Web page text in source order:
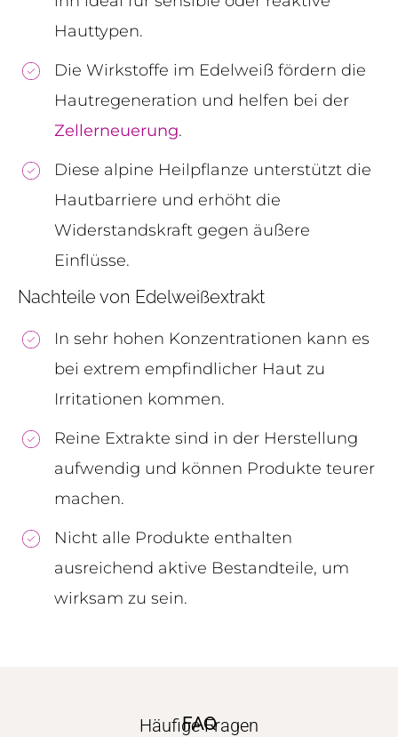
Hauttypen.
Die Wirkstoffe im Edelweiß fördern die
Hautregeneration und helfen bei der
Zellerneuerung.
Diese alpine Heilpflanze unterstützt die
Hautbarriere und erhöht die
Widerstandskraft gegen äußere
Einflüsse.
Nachteile von Edelweißextrakt
In sehr hohen Konzentrationen kann es
bei extrem empfindlicher Haut zu
Irritationen kommen.
Reine Extrakte sind in der Herstellung
aufwendig und können Produkte teurer
machen.
Nicht alle Produkte enthalten
ausreichend aktive Bestandteile, um
wirksam zu sein.
FAQ
Häufige Fragen